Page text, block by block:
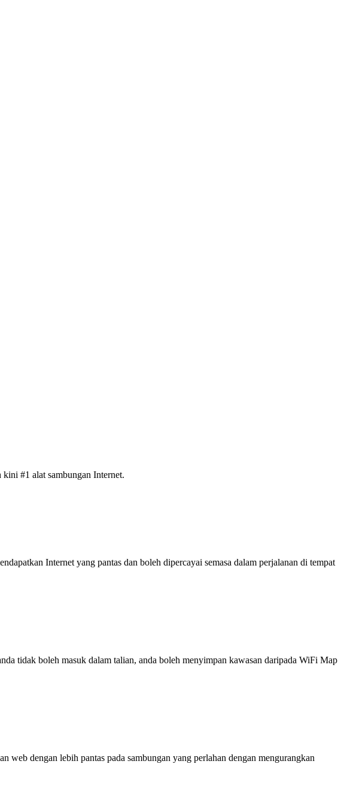
#1 alat sambungan Internet.
Internet yang pantas dan boleh dipercayai semasa dalam perjalanan di tempat
tidak boleh masuk dalam talian, anda boleh menyimpan kawasan daripada WiFi Map
dengan lebih pantas pada sambungan yang perlahan dengan mengurangkan